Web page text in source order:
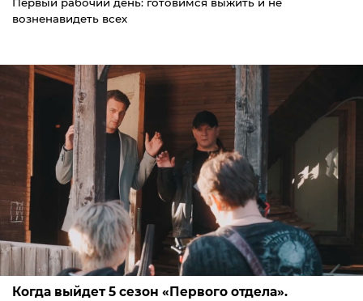
Первый рабочий день: готовимся выжить и не
возненавидеть всех
Когда выйдет 5 сезон «Первого отдела».